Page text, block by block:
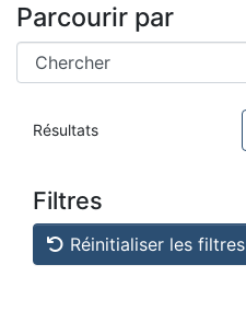
Parcourir par
Résultats
Filtres
Réinitialiser les filtres